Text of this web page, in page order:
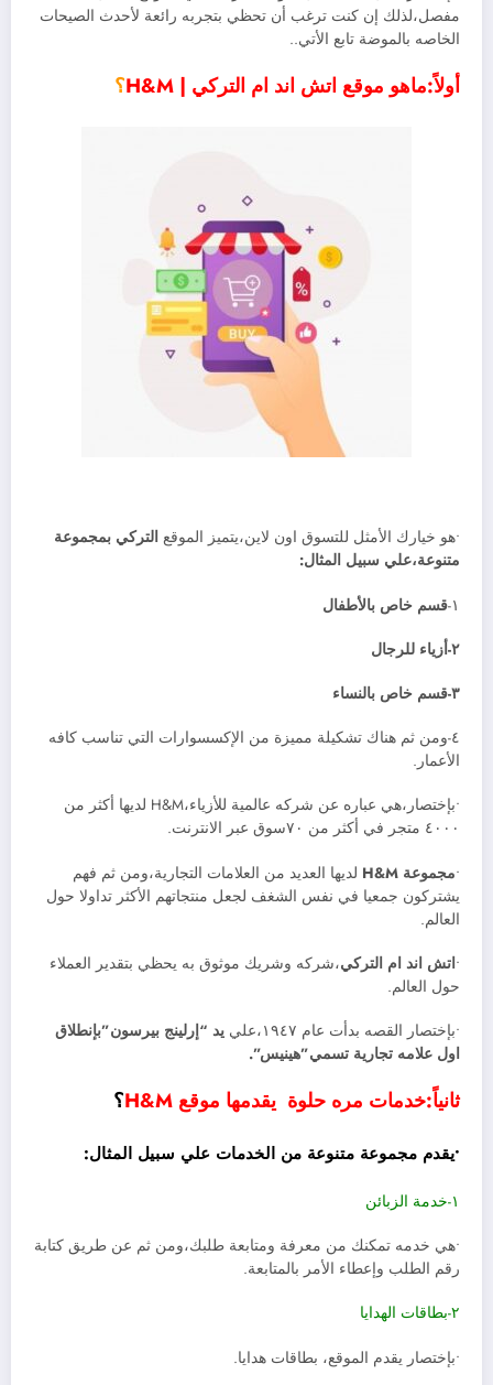
مفصل،لذلك إن كنت ترغب أن تحظي بتجربه رائعة لأحدث الصيحات
الخاصه بالموضة تابع الأتي..
أولاً:ماهو موقع اتش اند ام التركي | H&M ؟
•هو خيارك الأمثل للتسوق اون لاين،يتميز الموقع التركي بمجموعة
متنوعة،علي سبيل المثال:
١- قسم خاص بالأطفال
٢-أزياء للرجال
٣-قسم خاص بالنساء
٤-ومن ثم هناك تشكيلة مميزة من الإكسسوارات التي تناسب كافه
الأعمار.
•بإختصار،هي عباره عن شركه عالمية للأزياء،H&M لديها أكثر من
٤٠٠٠ متجر في أكثر من ٧٠سوق عبر الانترنت.
•مجموعة H&M
لديها العديد من العلامات التجارية،ومن ثم فهم
يشتركون جمعيا في نفس الشغف لجعل منتجاتهم الأكثر تداولا حول
العالم.
•اتش اند ام التركي،شركه وشريك موثوق به يحظي بتقدير العملاء
حول العالم.
•بإختصار القصه بدأت عام ١٩٤٧،علي
يد “إرلينج بيرسون”بإنطلاق
اول علامه تجارية تسمي”هينيس”.
ثانياً:خدمات مره حلوة يقدمها موقع H&M ؟
•يقدم مجموعة متنوعة من الخدمات علي سبيل المثال:
١-خدمة الزبائن
•هي خدمه تمكنك من معرفة ومتابعة طلبك،ومن ثم عن طريق كتابة
رقم الطلب وإعطاء الأمر بالمتابعة.
٢-بطاقات الهدايا
•بإختصار يقدم الموقع، بطاقات هدايا.